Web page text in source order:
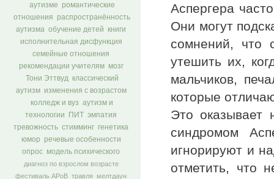
аутизме
романтические
отношения
распространённость
аутизма обучение детей
книги
исполнительная дисфункция
семейные отношения
рекомендации учителям
мозг
Тони Эттвуд
классический
аутизм
изменения с возрастом
колледж и вуз аутизм и
технологии
ПИТ
эмпатия
тревожность стимминг генетика
юмор
речевые особенности
опрос модель психического
диагноз по взрослом возрасте
фестиваль АРоВ травля мелтдаун
Аспергера
Они могут
сомнений, что
утешить их,
мальчиков,
которые
Это оказывает
синдромом
игнорируют и
отметить, что